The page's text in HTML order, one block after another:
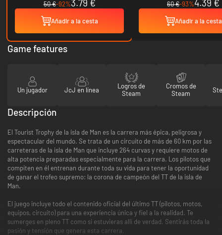
50 €-92%3.79 €
Añadir a la cesta
60 €-93%4.39 €
Añadir a la cesta
Game features
Un jugador JcJ en línea
Logros de
Steam
Cromos de
Steam
Descripción
El Tourist Trophy de la isla de Man es la carrera más épica, peligrosa y
espectacular del mundo. Se trata de un circuito de más de 60 km por las
carreteras de la isla de Man que incluye 264 curvas y requiere motos de
alta potencia preparadas especialmente para la carrera. Los pilotos que
compiten en él entrenan durante toda su vida para tener la oportunidad
de ganar el trofeo supremo: la corona de campeón del TT de la isla de
Man.
El juego incluye todo el contenido oficial del último TT (pilotos, motos,
equipos, circuito) para una experiencia única y fiel a la realidad. Te
sumerges en pleno TT como si estuvieras allí de verdad. Sentirás toda la
pasión y tensión que genera esta carrera.